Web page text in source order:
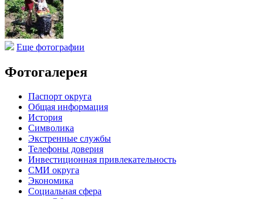
Еще фотографии
Фотогалерея
Паспорт округа
Общая информация
История
Символика
Экстренные службы
Телефоны доверия
Инвестиционная привлекательность
СМИ округа
Экономика
Социальная сфера